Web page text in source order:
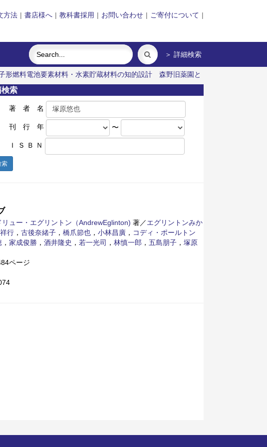
方法 | 書店様へ | 教科書採用 | お問い合わせ | ご寄付について |
＞ 詳細検索
形燃料電池要素材料・水素貯蔵材料の知的設計
森野旧薬園と
索
著 者 名
刊 行 年 〜
Ｉ Ｓ Ｂ Ｎ
索
リュー・エグリントン（AndrewEglinton) 著／エグリントンみか
行 ， 古後奈緒子 ， 橋爪節也 ， 小林昌廣 ， コディ・ポールトン
， 家成俊勝 ， 酒井隆史 ， 若一光司 ， 林慎一郎 ， 五島朋子 ， 塚原
ページ